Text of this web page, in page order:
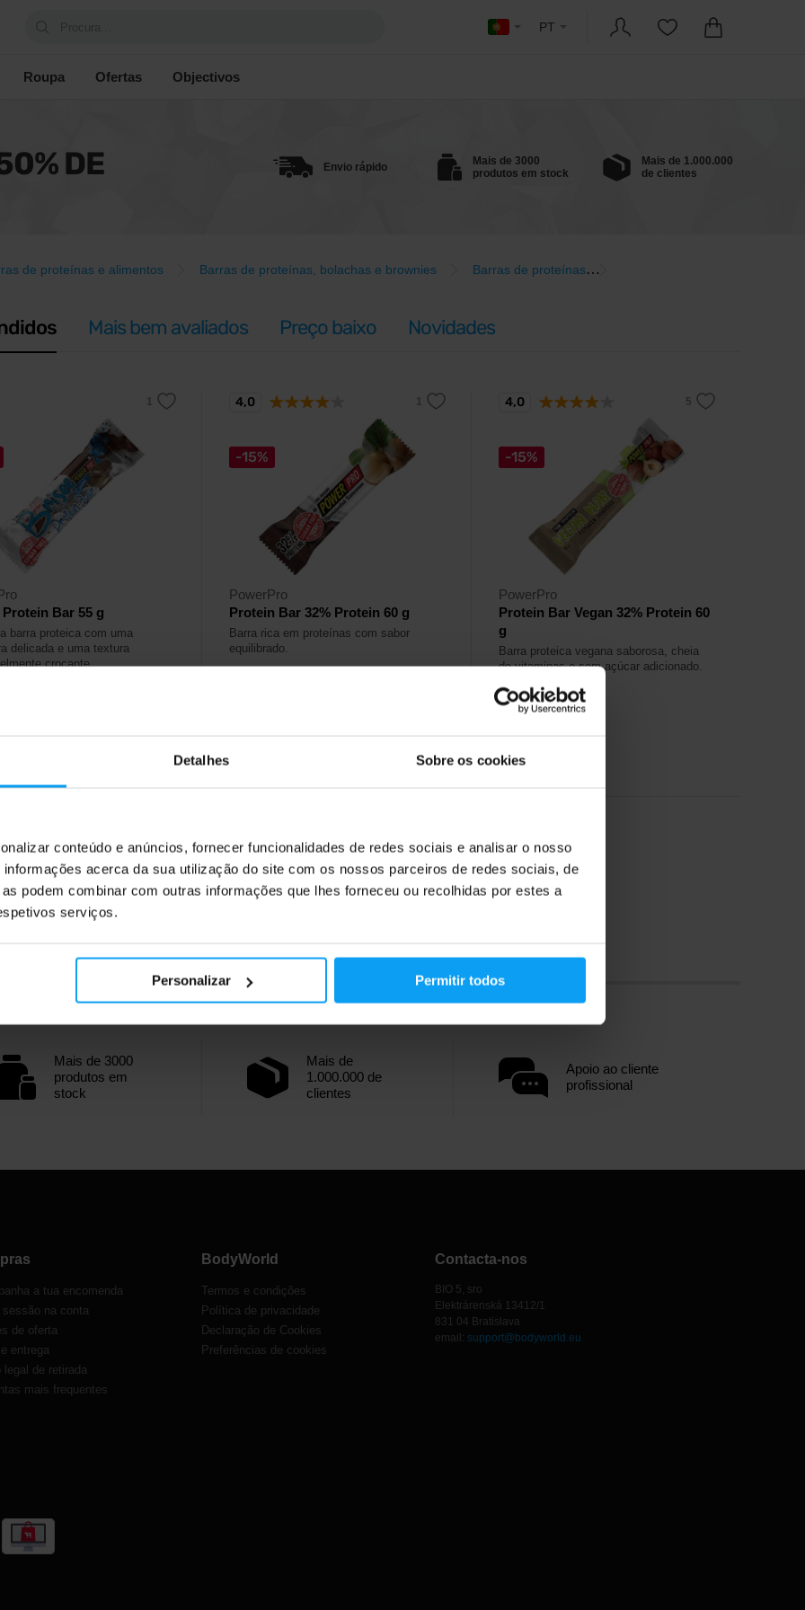
Detalhes Sobre os cookies
conteúdo e anúncios, fornecer funcionalidades de redes sociais e analisar o nosso
informações acerca da sua utilização do site com os nossos parceiros de redes sociais, de
podem combinar com outras informações que lhes forneceu ou recolhidas por estes a
serviços.
Personalizar Permitir todos
PT
Roupa Ofertas Objectivos
DE
Envio rápido
Mais de 3000
produtos em stock
Mais de 1.000.000
de clientes
de proteínas e alimentos Barras de proteínas, bolachas e brownies Barras de proteínas
Mais bem avaliados Preço baixo Novidades
Bar 55 g
barra proteica com uma
delicada e uma textura
crocante.
-15%
PowerPro
Protein Bar 32% Protein 60 g
Barra rica em proteínas com sabor
equilibrado.
2,59€
4,0
-15%
PowerPro
Protein Bar Vegan 32% Protein 60
g
Barra proteica vegana saborosa, cheia
de vitaminas e sem açúcar adicionado.
2,19€
2,59€
Fora de stock
4,0
Mais de 3000
produtos em
stock
Mais de
1.000.000 de
clientes
Apoio ao cliente
profissional
a tua encomenda
sessão na conta
de oferta
entrega
legal de retirada
mais frequentes
BodyWorld
Termos e condições
Política de privacidade
Declaração de Cookies
Preferências de cookies
Contacta-nos
BIO 5, sro
Elektrárenská 13412/1
831 04 Bratislava
email: support@bodyworld.eu